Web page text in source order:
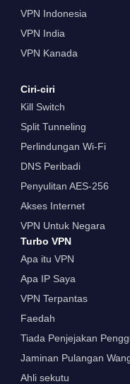
VPN Indonesia
VPN India
VPN Kanada
Ciri-ciri
Kill Switch
Split Tunneling
Perlindungan Wi-Fi
DNS Peribadi
Penyulitan AES-256
Akses Internet
VPN Untuk Negara
Turbo VPN
Apa itu VPN
Apa IP Saya
VPN Terpantas
Faedah
Tiada Penjejakan
Jaminan Pulangan
Ahli sekutu